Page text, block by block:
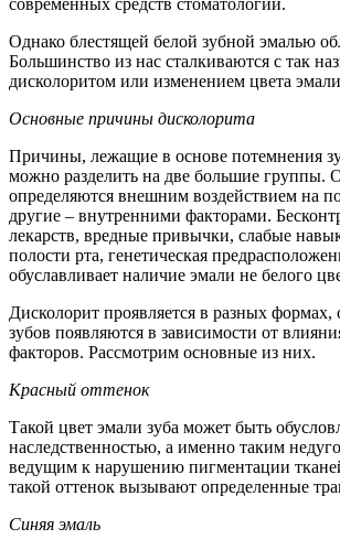
Однако блестящей белой зубной эмалью
Большинство из нас сталкиваются с так
дисколоритом или изменением цвета
Основные причины дисколорита
Причины, лежащие в основе потемнения
можно разделить на две большие группы.
определяются внешним воздействием на
другие – внутренними факторами.
лекарств, вредные привычки, слабые
полости рта, генетическая
обуславливает наличие эмали не белого
Дисколорит проявляется в разных формах,
зубов появляются в зависимости от
факторов. Рассмотрим основные из них.
Красный оттенок
Такой цвет эмали зуба может быть
наследственностью, а именно таким
ведущим к нарушению пигментации
такой оттенок вызывают определенные
Синяя эмаль